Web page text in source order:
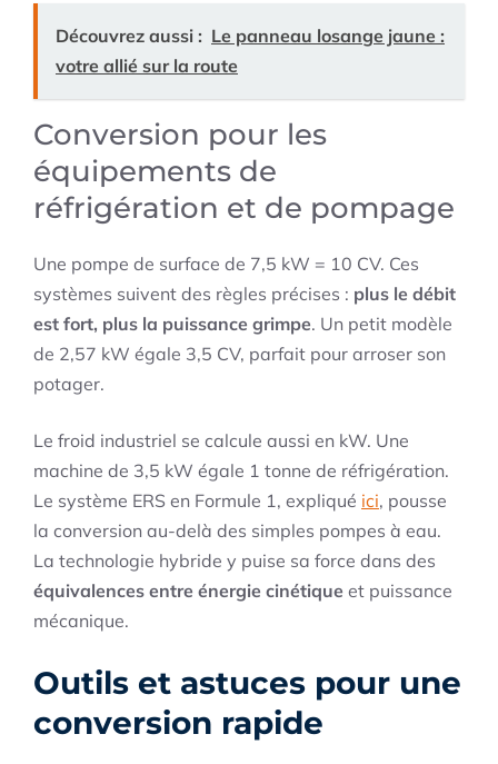
Découvrez aussi : Le panneau losange jaune :
votre allié sur la route
Conversion pour les
équipements de
réfrigération et de pompage
Une pompe de surface de 7,5 kW = 10 CV. Ces
systèmes suivent des règles précises : plus le débit
est fort, plus la puissance grimpe. Un petit modèle
de 2,57 kW égale 3,5 CV, parfait pour arroser son
potager.
Le froid industriel se calcule aussi en kW. Une
machine de 3,5 kW égale 1 tonne de réfrigération.
Le système ERS en Formule 1, expliqué ici, pousse
la conversion au-delà des simples pompes à eau.
La technologie hybride y puise sa force dans des
équivalences entre énergie cinétique et puissance
mécanique.
Outils et astuces pour une
conversion rapide